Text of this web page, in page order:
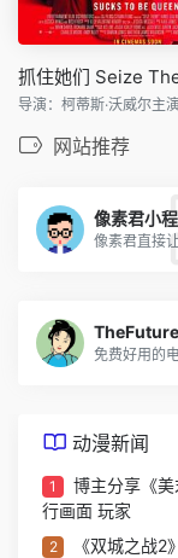
抓住她们 Seize
网站推荐
像素君小
动漫新闻
1
博主分享《
行画面 玩家
2
《双城之战2